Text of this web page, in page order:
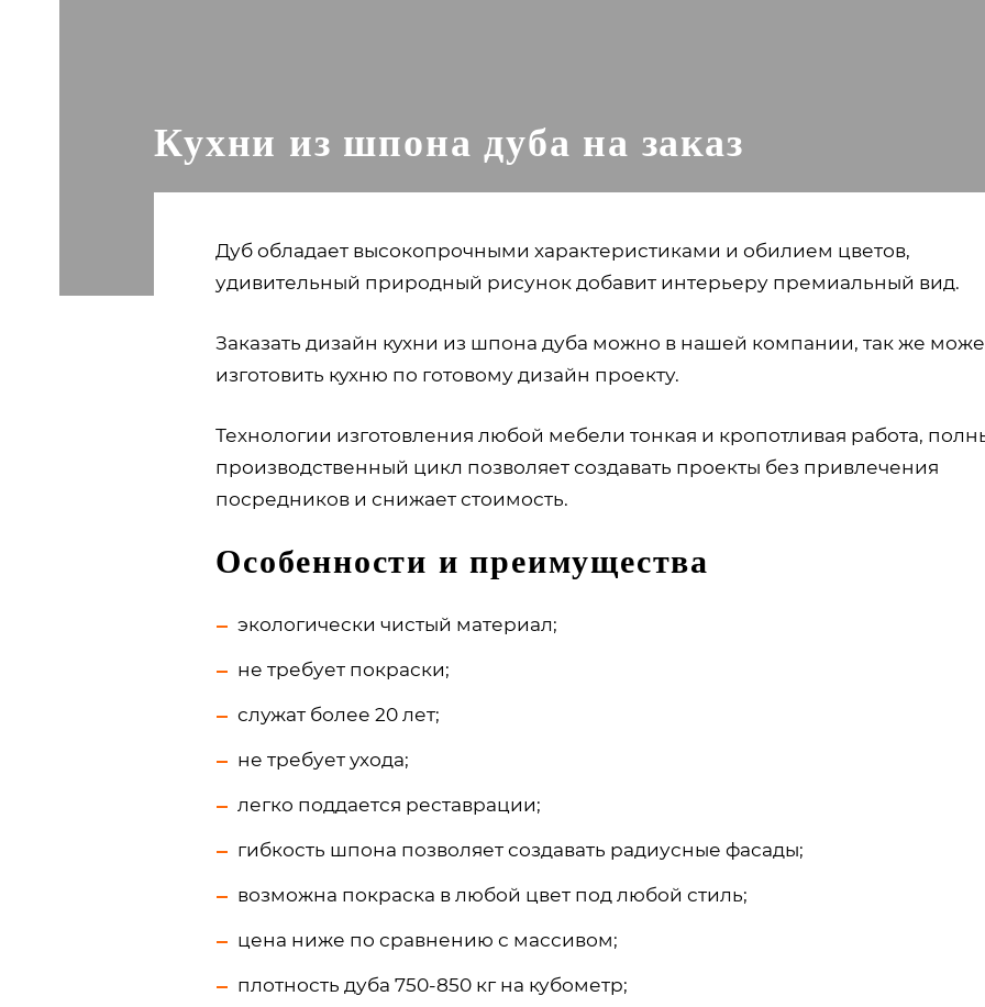
Кухни из шпона дуба на заказ
Дуб обладает высокопрочными характеристиками и обилием цветов,
удивительный природный рисунок добавит интерьеру премиальный вид.
Заказать дизайн кухни из шпона дуба можно в нашей компании, так же
изготовить кухню по готовому дизайн проекту.
Технологии изготовления любой мебели тонкая и кропотливая работа,
производственный цикл позволяет создавать проекты без привлечения
посредников и снижает стоимость.
Особенности и преимущества
экологически чистый материал;
не требует покраски;
служат более 20 лет;
не требует ухода;
легко поддается реставрации;
гибкость шпона позволяет создавать радиусные фасады;
возможна покраска в любой цвет под любой стиль;
цена ниже по сравнению с массивом;
плотность дуба 750-850 кг на кубометр;